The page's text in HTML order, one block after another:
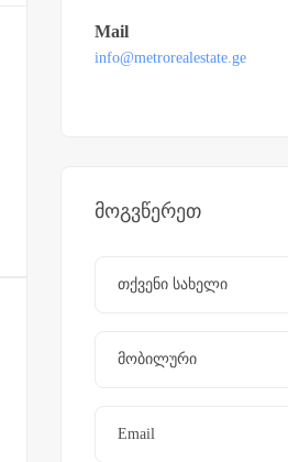
Mail
info@metrorealestate.ge
მოგვწერეთ